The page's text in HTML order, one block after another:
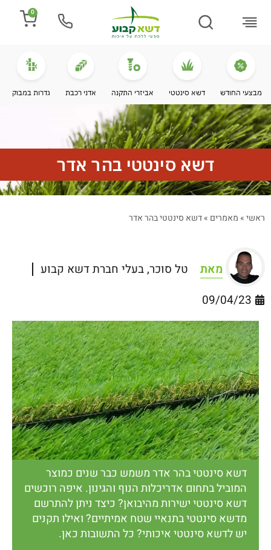
0
מבצעי החודש דשא סינטטי אביזרי התקנה אדני רכבת גדרות במבוק
דשא סינטטי בהר אדר
ראשי»מאמרים »דשא סינטטי בהר אדר
מאת
טל סוכר, בעלי חברת דשא קבוע
09/04/23
דשא סינטטי בהר אדר משמש כבר שנים כמוצר
המוביל בתחום אדריכלות הנוף והגינון. איפה רוכשים
דשא סינטטי ישירות מהיבואן? כיצד ניתן להתרשם
מדשא סינטטי בתנאיי שטח אמיתיים? ואילו תקנים
יש לדשא סינטטי איכותי? כל התשובות כאן.